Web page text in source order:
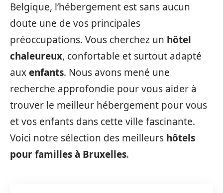
Belgique, l’hébergement est sans aucun
doute une de vos principales
préoccupations. Vous cherchez un hôtel
chaleureux, confortable et surtout adapté
auxenfants. Nous avons mené une
recherche approfondie pour vous aider à
trouver le meilleur hébergement pour vous
et vos enfants dans cette ville fascinante.
Voici notre sélection des meilleurs hôtels
pour familles à Bruxelles.